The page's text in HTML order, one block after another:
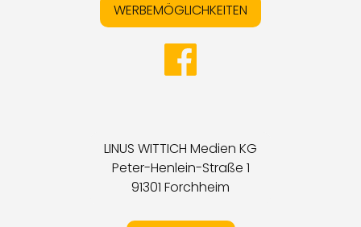
WERBEMÖGLICHKEITEN
LINUS WITTICH Medien KG
Peter-Henlein-Straße 1
91301 Forchheim